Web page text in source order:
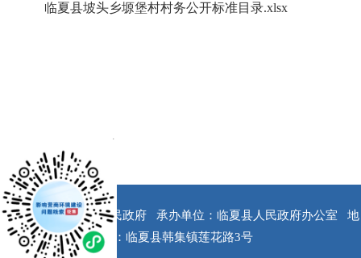
临夏县坡头乡塬堡村村务公开标准目录.xlsx
版权所有：临夏县人民政府 承办单位：临夏县人民政府办公室
地
址：临夏县韩集镇莲花路3号
x